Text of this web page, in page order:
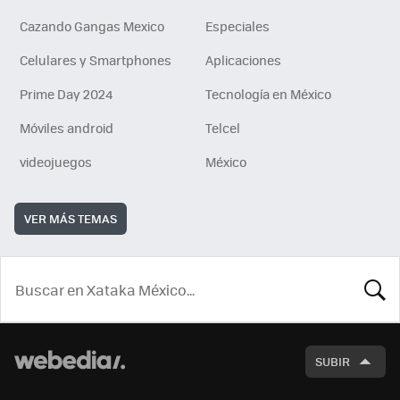
Cazando Gangas Mexico
Especiales
Celulares y Smartphones
Aplicaciones
Prime Day 2024
Tecnología en México
Móviles android
Telcel
videojuegos
México
VER MÁS TEMAS
SUBIR